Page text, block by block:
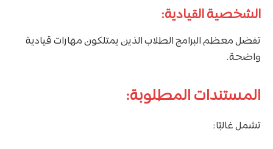
الشخصية القيادية:
تفضل معظم البرامج الطلاب الذين يمتلكون مهارات قيادية
واضحة.
المستندات المطلوبة:
تشمل غالبًا: